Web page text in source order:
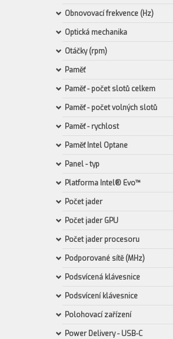
Obnovovací frekvence (Hz)
Optická mechanika
Otáčky (rpm)
Paměť
Paměť - počet slotů celkem
Paměť - počet volných slotů
Paměť - rychlost
Paměť Intel Optane
Panel - typ
Platforma Intel® Evo™
Počet jader
Počet jader GPU
Počet jader procesoru
Podporované sítě (MHz)
Podsvícená klávesnice
Podsvícení klávesnice
Polohovací zařízení
Power Delivery - USB-C